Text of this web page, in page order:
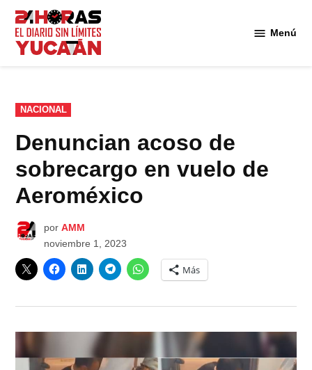
Saltar
contenido
Menú
PUBLICADO
EN
NACIONAL
Denuncian acoso de
sobrecargo en vuelo de
Aeroméxico
por AMM
noviembre 1, 2023
Más